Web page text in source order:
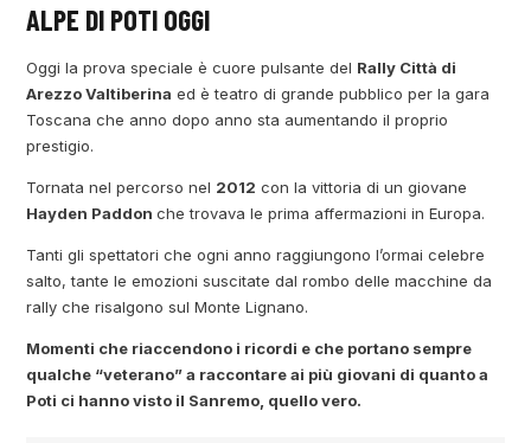
ALPE DI POTI OGGI
Oggi la prova speciale è cuore pulsante del Rally Città di
Arezzo Valtiberina ed è teatro di grande pubblico per la gara
Toscana che anno dopo anno sta aumentando il proprio
prestigio.
Tornata nel percorso nel 2012 con la vittoria di un giovane
Hayden Paddonche trovava le prima affermazioni in Europa.
Tanti gli spettatori che ogni anno raggiungono l’ormai celebre
salto, tante le emozioni suscitate dal rombo delle macchine da
rally che risalgono sul Monte Lignano.
Momenti che riaccendono i ricordi e che portano sempre
qualche “veterano” a raccontare ai più giovani di quanto a
Poti ci hanno visto il Sanremo, quello vero.